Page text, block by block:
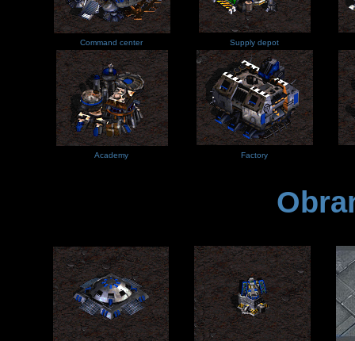
Command center Supply depot
Academy Factory